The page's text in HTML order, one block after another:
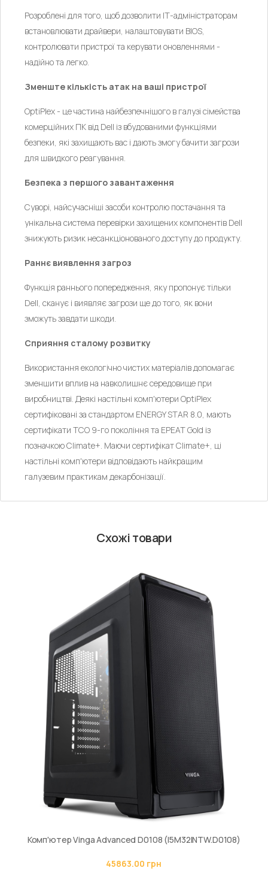
Розроблені для того, щоб дозволити ІТ-адміністраторам
встановлювати драйвери, налаштовувати BIOS,
контролювати пристрої та керувати оновленнями -
надійно та легко.
Зменште кількість атак на ваші пристрої
OptiPlex - це частина найбезпечнішого в галузі сімейства
комерційних ПК від Dell із вбудованими функціями
безпеки, які захищають вас і дають змогу бачити загрози
для швидкого реагування.
Безпека з першого завантаження
Суворі, найсучасніші засоби контролю постачання та
унікальна система перевірки захищених компонентів Dell
знижують ризик несанкціонованого доступу до продукту.
Раннє виявлення загроз
Функція раннього попередження, яку пропонує тільки
Dell, сканує і виявляє загрози ще до того, як вони
зможуть завдати шкоди.
Сприяння сталому розвитку
Використання екологічно чистих матеріалів допомагає
зменшити вплив на навколишнє середовище при
виробництві. Деякі настільні комп'ютери OptiPlex
сертифіковані за стандартом ENERGY STAR 8.0, мають
сертифікати TCO 9-го покоління та EPEAT Gold із
позначкою Climate+. Маючи сертифікат Climate+, ці
настільні комп'ютери відповідають найкращим
галузевим практикам декарбонізації.
Схожі товари
Комп'ютер Vinga Advanced D0108 (I5M32INTW.D0108)
45863.00 грн